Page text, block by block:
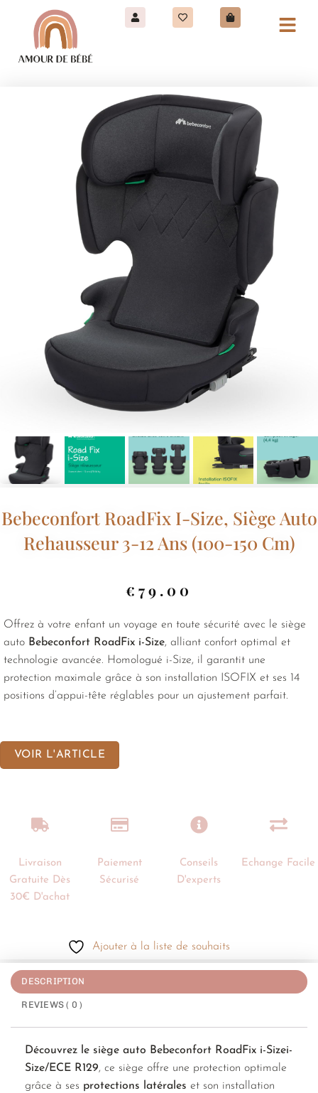
Bebeconfort RoadFix I-Size, Siège Auto
Rehausseur 3-12 Ans (100-150 Cm)
€ 79.00
Offrez à votre enfant un voyage en toute sécurité avec le siège
auto Bebeconfort RoadFix i-Size, alliant confort optimal et
technologie avancée. Homologué i-Size, il garantit une
protection maximale grâce à son installation ISOFIX et ses 14
positions d’appui-tête réglables pour un ajustement parfait.
VOIR L'ARTICLE
Livraison
Gratuite Dès
30€ D'achat
Paiement
Sécurisé
Conseils
D'experts
Echange Facile
Ajouter à la liste de souhaits
DESCRIPTION
REVIEWS ( 0 )
Découvrez le siège auto Bebeconfort RoadFix i-Sizei-
Size/ECE R129, ce siège offre une protection optimale
grâce à ses protections latérales et son installation